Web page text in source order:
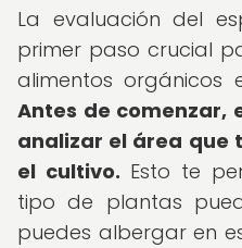
La evaluación del
primer paso crucial
alimentos orgánicos
Antes de comenzar,
analizar el área que
el cultivo. Esto te
tipo de plantas
puedes albergar en